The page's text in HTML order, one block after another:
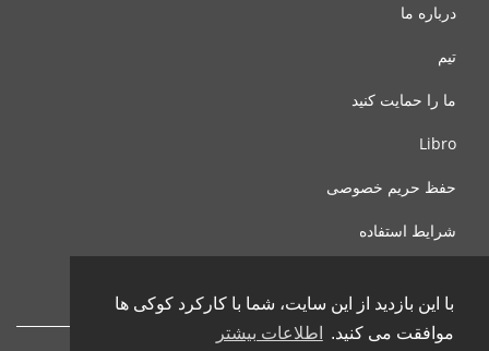
با این بازدید از این سایت، شما با کارکرد کوکی ها
موافقت می کنید.
اطلاعات بیشتر
درباره ما
تیم
ما را حمایت کنید
Libro
حفظ حریم خصوصی
شرایط استفاده